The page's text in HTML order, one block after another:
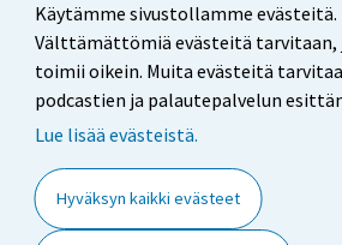
Käytämme sivustollamme evästeitä.
Välttämättömiä evästeitä tarvitaan,
toimii oikein. Muita evästeitä
podcastien ja palautepalvelun
Lue lisää evästeistä.
Hyväksyn kaikki evästeet
Palaute
Käyttöehdot
Saavutettavuus
Tietoa sivustosta